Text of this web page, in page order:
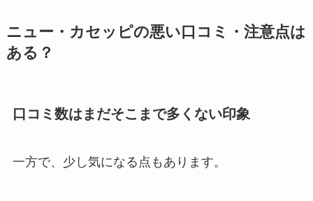
ニュー・カセッピの悪い口コミ・注意点は
ある？
口コミ数はまだそこまで多くない印象
一方で、少し気になる点もあります。